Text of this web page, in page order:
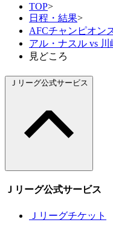
TOP>
日程・結果>
AFCチャンピオン
アル・ナスル vs 川
見どころ
Ｊリーグ公式サービス
Ｊリーグ公式サービス
Ｊリーグチケット